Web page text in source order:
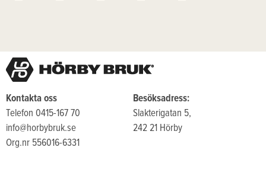
Kontakta oss
Telefon 0415-167 70
info@horbybruk.se
Org.nr 556016-6331
Besöksadress:
Slakterigatan 5,
242 21 Hörby